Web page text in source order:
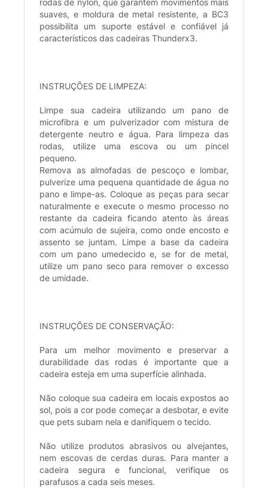
rodas de nylon, que garantem movimentos mais
suaves, e moldura de metal resistente, a BC3
possibilita um suporte estável e confiável já
característicos das cadeiras Thunderx3.
INSTRUÇÕES DE LIMPEZA:
Limpe sua cadeira utilizando um pano de
microfibra e um pulverizador com mistura de
detergente neutro e água. Para limpeza das
rodas, utilize uma escova ou um pincel
pequeno.
Remova as almofadas de pescoço e lombar,
pulverize uma pequena quantidade de água no
pano e limpe-as. Coloque as peças para secar
naturalmente e execute o mesmo processo no
restante da cadeira ficando atento às áreas
com acúmulo de sujeira, como onde encosto e
assento se juntam. Limpe a base da cadeira
com um pano umedecido e, se for de metal,
utilize um pano seco para remover o excesso
de umidade.
INSTRUÇÕES DE CONSERVAÇÃO:
Para um melhor movimento e preservar a
durabilidade das rodas é importante que a
cadeira esteja em uma superfície alinhada.
Não coloque sua cadeira em locais expostos ao
sol, pois a cor pode começar a desbotar, e evite
que pets subam nela e danifiquem o tecido.
Não utilize produtos abrasivos ou alvejantes,
nem escovas de cerdas duras. Para manter a
cadeira segura e funcional, verifique os
parafusos a cada seis meses.